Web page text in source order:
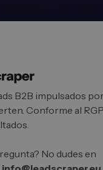
B2B impulsados
Conforme al
No dudes en